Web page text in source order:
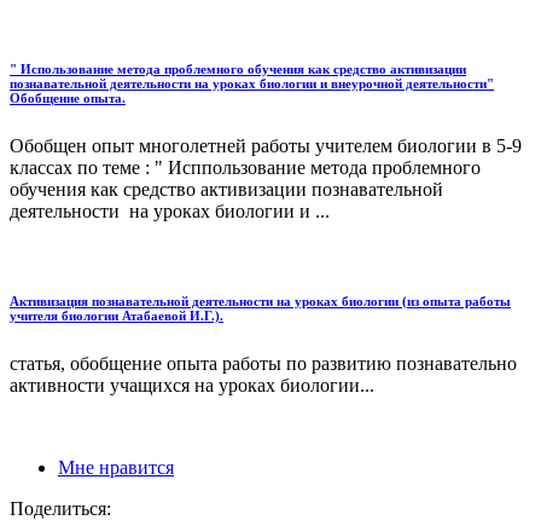
" Использование метода проблемного обучения как средство активизации
познавательной деятельности на уроках биологии и внеурочной деятельности"
Обобщение опыта.
Обобщен опыт многолетней работы учителем биологии в 5-9
классах по теме : " Исппользование метода проблемного
обучения как средство активизации познавательной
деятельности на уроках биологии и ...
Активизация познавательной деятельности на уроках биологии (из опыта работы
учителя биологии Атабаевой И.Г.).
статья, обобщение опыта работы по развитию познавательно
активности учащихся на уроках биологии...
Мне нравится
Поделиться: